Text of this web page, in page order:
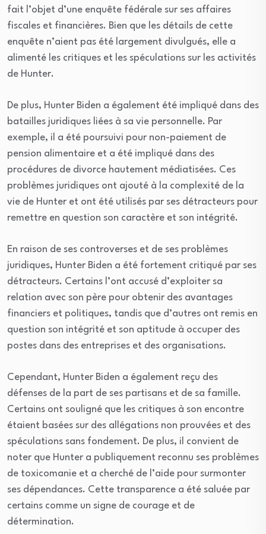
fait l’objet d’une enquête fédérale sur ses affaires
fiscales et financières. Bien que les détails de cette
enquête n’aient pas été largement divulgués, elle a
alimenté les critiques et les spéculations sur les activités
de Hunter.
De plus, Hunter Biden a également été impliqué dans des
batailles juridiques liées à sa vie personnelle. Par
exemple, il a été poursuivi pour non-paiement de
pension alimentaire et a été impliqué dans des
procédures de divorce hautement médiatisées. Ces
problèmes juridiques ont ajouté à la complexité de la
vie de Hunter et ont été utilisés par ses détracteurs pour
remettre en question son caractère et son intégrité.
En raison de ses controverses et de ses problèmes
juridiques, Hunter Biden a été fortement critiqué par ses
détracteurs. Certains l’ont accusé d’exploiter sa
relation avec son père pour obtenir des avantages
financiers et politiques, tandis que d’autres ont remis en
question son intégrité et son aptitude à occuper des
postes dans des entreprises et des organisations.
Cependant, Hunter Biden a également reçu des
défenses de la part de ses partisans et de sa famille.
Certains ont souligné que les critiques à son encontre
étaient basées sur des allégations non prouvées et des
spéculations sans fondement. De plus, il convient de
noter que Hunter a publiquement reconnu ses problèmes
de toxicomanie et a cherché de l’aide pour surmonter
ses dépendances. Cette transparence a été saluée par
certains comme un signe de courage et de
détermination.